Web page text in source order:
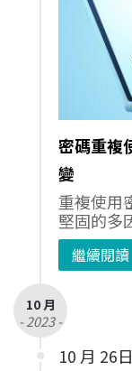
密碼重複
變
重複使用
堅固的多
繼續閱讀
10 月
- 2023 -
10 月 26日